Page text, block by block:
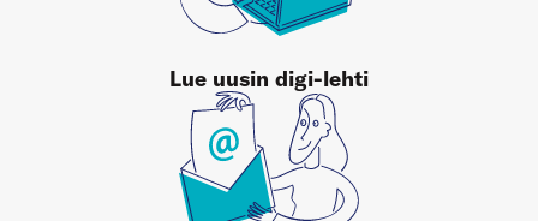
Lue uusin digi-lehti